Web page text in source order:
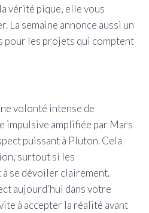
vérité pique, elle vous
La semaine annonce aussi un
pour les projets qui comptent
volonté intense de
impulsive amplifiée par Mars
puissant à Pluton. Cela
surtout si les
se dévoiler clairement.
aujourd’hui dans votre
à accepter la réalité avant